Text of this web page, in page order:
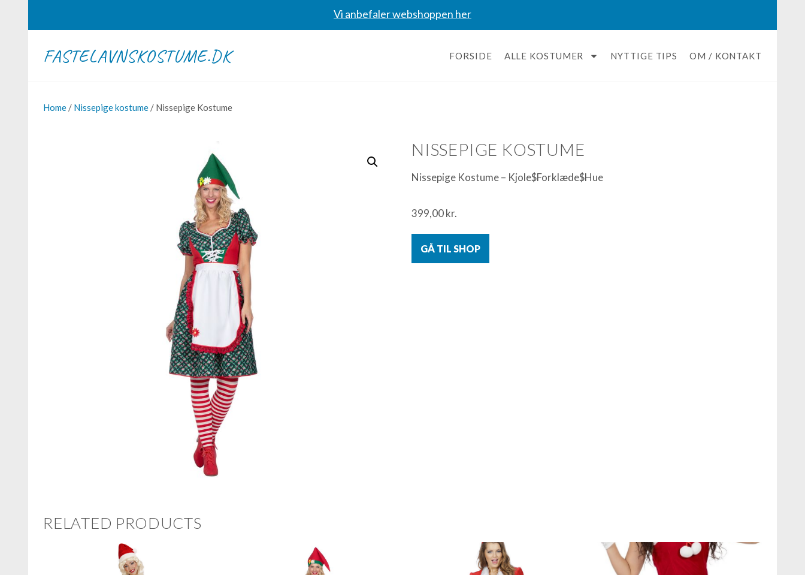
Vi anbefaler webshoppen her
FASTELAVNSKOSTUME.DK FORSIDE ALLE KOSTUMER NYTTIGE TIPS OM / KONTAKT
Home / Nissepige kostume / Nissepige Kostume
NISSEPIGE KOSTUME
Nissepige Kostume – Kjole$Forklæde$Hue
399,00kr.
GÅ TIL SHOP
RELATED PRODUCTS